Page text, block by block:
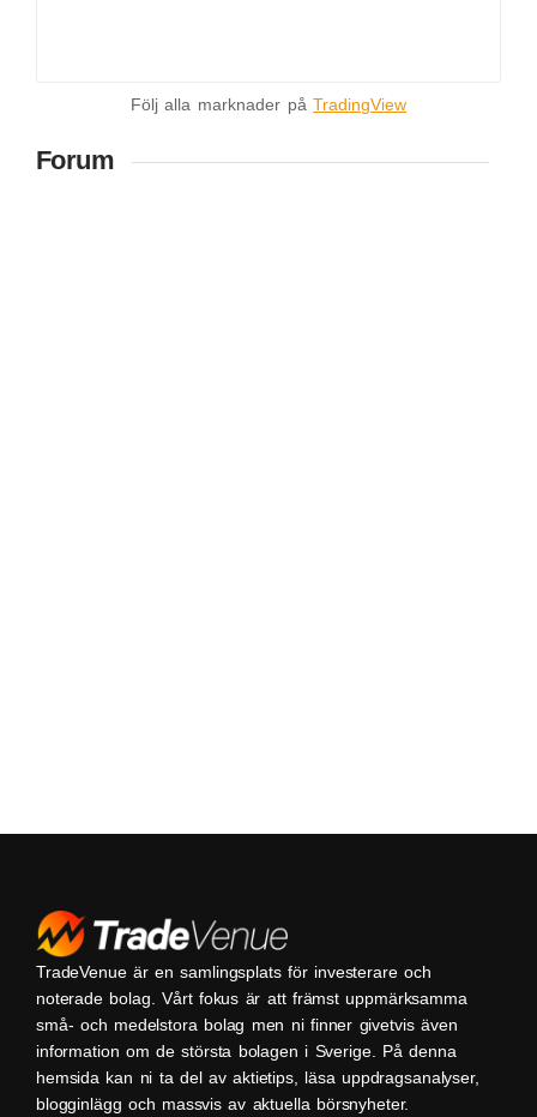
Följ alla marknader påTradingView
Forum
TradeVenue är en samlingsplats för investerare och
noterade bolag. Vårt fokus är att främst uppmärksamma
små- och medelstora bolag men ni finner givetvis även
information om de största bolagen i Sverige. På denna
hemsida kan ni ta del av aktietips, läsa uppdragsanalyser,
blogginlägg och massvis av aktuella börsnyheter.